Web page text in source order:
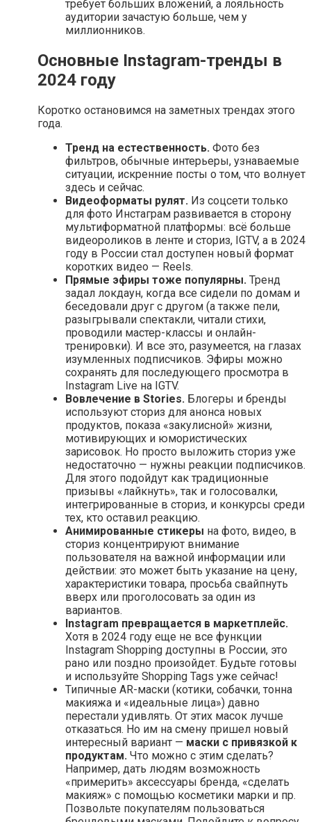
требует больших вложений, а лояльность
аудитории зачастую больше, чем у
миллионников.
Основные Instagram-тренды в
2024 году
Коротко остановимся на заметных трендах этого
года.
Тренд на естественность. Фото без
фильтров, обычные интерьеры, узнаваемые
ситуации, искренние посты о том, что волнует
здесь и сейчас.
Видеоформаты рулят. Из соцсети только
для фото Инстаграм развивается в сторону
мультиформатной платформы: всё больше
видеороликов в ленте и сториз, IGTV, а в 2024
году в России стал доступен новый формат
коротких видео — Reels.
Прямые эфиры тоже популярны. Тренд
задал локдаун, когда все сидели по домам и
беседовали друг с другом (а также пели,
разыгрывали спектакли, читали стихи,
проводили мастер-классы и онлайн-
тренировки). И все это, разумеется, на глазах
изумленных подписчиков. Эфиры можно
сохранять для последующего просмотра в
Instagram Live на IGTV.
Вовлечение в Stories. Блогеры и бренды
используют сториз для анонса новых
продуктов, показа «закулисной» жизни,
мотивирующих и юмористических
зарисовок. Но просто выложить сториз уже
недостаточно — нужны реакции подписчиков.
Для этого подойдут как традиционные
призывы «лайкнуть», так и голосовалки,
интегрированные в сториз, и конкурсы среди
тех, кто оставил реакцию.
Анимированные стикеры на фото, видео, в
сториз концентрируют внимание
пользователя на важной информации или
действии: это может быть указание на цену,
характеристики товара, просьба свайпнуть
вверх или проголосовать за один из
вариантов.
Instagram превращается в маркетплейс.
Хотя в 2024 году еще не все функции
Instagram Shopping доступны в России, это
рано или поздно произойдет. Будьте готовы
и используйте Shopping Tags уже сейчас!
Типичные AR-маски (котики, собачки, тонна
макияжа и «идеальные лица») давно
перестали удивлять. От этих масок лучше
отказаться. Но им на смену пришел новый
интересный вариант — маски с привязкой к
продуктам. Что можно с этим сделать?
Например, дать людям возможность
«примерить» аксессуары бренда, «сделать
макияж» с помощью косметики марки и пр.
Позвольте покупателям пользоваться